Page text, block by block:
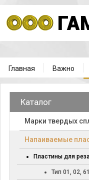
Главная Важно
Каталог
Марки твердых
Напаиваемые
Пластины для
Тип 01, 02,